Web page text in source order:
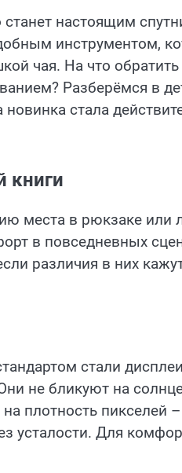
настоящим
инструментом,
чая. На что
Разберёмся в
стала
книги
места в рюкзаке или
в повседневных
различия в них
стали
не бликуют на
плотность пикселей –
усталости. Для